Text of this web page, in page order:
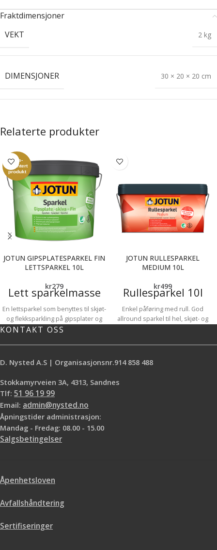
Fraktdimensjoner
VEKT
2 kg
DIMENSJONER 30 × 20 × 20 cm
Relaterte produkter
Pris-
garantert
produkt
JOTUN GIPSPLATESPARKEL FIN
LETTSPARKEL 10L
kr279
Lett sparkelmasse
En lettsparkel som benyttes til skjøt-
og flekksparkling på gipsplater og
andre bygningsplater.
God til strimling
JOTUN RULLESPARKEL
MEDIUM 10L
kr499
Rullesparkel 10l
Enkel påføring med rull. God
allround sparkel til hel, skjøt- og
Suveren på ikke-sugende underlag.
overmales.
KONTAKT OSS
D. Nysted A.S | Organisasjonsnr.914 858 488
Stokkamyrveien 3A, 4313, Sandnes
Tlf: 51 96 19 99
Email: admin@nysted.no
Åpningstider administrasjon:
Mandag - Fredag: 08.00 - 15.00
Salgsbetingelser
Åpenhetsloven
Avfallshåndtering
Sertifiseringer